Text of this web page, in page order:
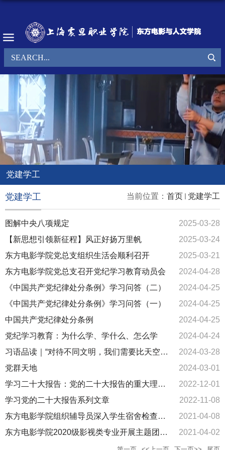
党建学工
当前位置： 首页 党建学工
党建学工
图解中央八项规定
2025-03-28
【新思想引领新征程】风正好扬万里帆
2025-03-24
东方电影学院党总支组织生活会顺利召开
2025-03-21
东方电影学院党总支召开党纪学习教育动员会
2024-04-28
《中国共产党纪律处分条例》学习问答（二）
2024-04-25
《中国共产党纪律处分条例》学习问答（一）
2024-04-25
中国共产党纪律处分条例
2024-04-25
党纪学习教育：为什么学、学什么、怎么学
2024-04-24
习语品读｜“对待不同文明，我们需要比天空更
宽阔的胸怀”
2024-03-28
党群天地
2024-03-01
学习二十大报告：党的二十大报告的重大理论
创新
2022-12-01
学习党的二十大报告系列文章
2022-11-08
东方电影学院组织辅导员深入学生宿舍检查卫
生情况
2021-04-08
东方电影学院2020级影视类专业开展主题团日
2021-04-02